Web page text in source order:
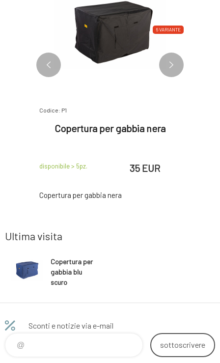
6 VARIANTE
Codice: P1
Copertura per gabbia nera
disponibile > 5pz. 35 EUR
Copertura per gabbia nera
Ultima visita
Copertura per
gabbia blu
scuro
Sconti e notizie via e-mail
sottoscrivere